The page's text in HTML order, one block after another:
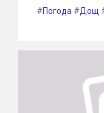
#Погода #Дощ